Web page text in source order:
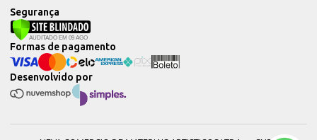
Segurança
Desenvolvido por
Formas de pagamento